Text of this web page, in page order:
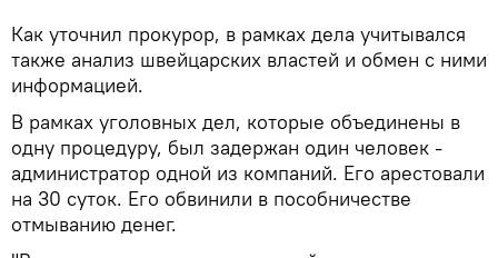
Как уточнил прокурор, в рамках дела учитывался
также анализ швейцарских властей и обмен с ними
информацией.
В рамках уголовных дел, которые объединены в
одну процедуру, был задержан один человек -
администратор одной из компаний. Его арестовали
на 30 суток. Его обвинили в пособничестве
отмыванию денег.